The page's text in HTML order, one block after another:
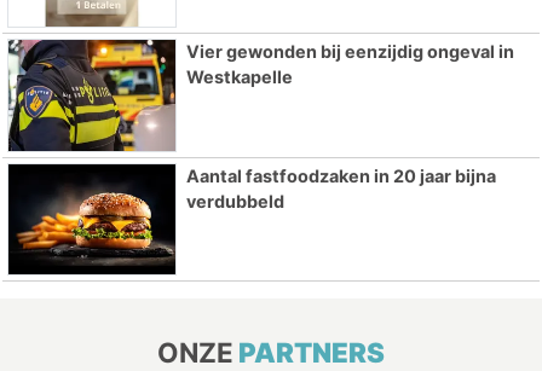
Vier gewonden bij eenzijdig ongeval in
Westkapelle
Aantal fastfoodzaken in 20 jaar bijna
verdubbeld
ONZE PARTNERS